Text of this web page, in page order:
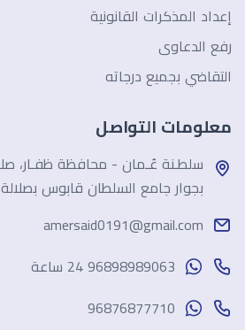
إعداد المذكرات القانونية
رفع الدعاوى
التقاضي بجميع درجاته
معلومات التواصل
بجوار جامع السلطان قابوس بصلالة
amersaid0191@gmail.com
96898989063 24 ساعة
96876877710